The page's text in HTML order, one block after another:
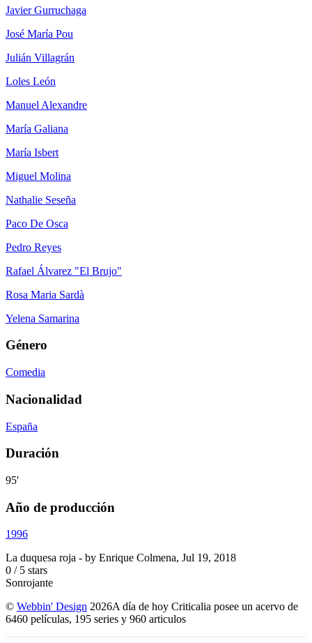
Javier Gurruchaga
José María Pou
Julián Villagrán
Loles León
Manuel Alexandre
María Galiana
María Isbert
Miguel Molina
Nathalie Seseña
Paco De Osca
Pedro Reyes
Rafael Álvarez "El Brujo"
Rosa Maria Sardà
Yelena Samarina
Género
Comedia
Nacionalidad
España
Duración
95'
Año de producción
1996
La duquesa roja - by Enrique Colmena, Jul 19, 2018
0 / 5 stars
Sonrojante
© Webbin' Design 2026A día de hoy Criticalia posee un acervo de
6460 películas, 195 series y 960 articulos